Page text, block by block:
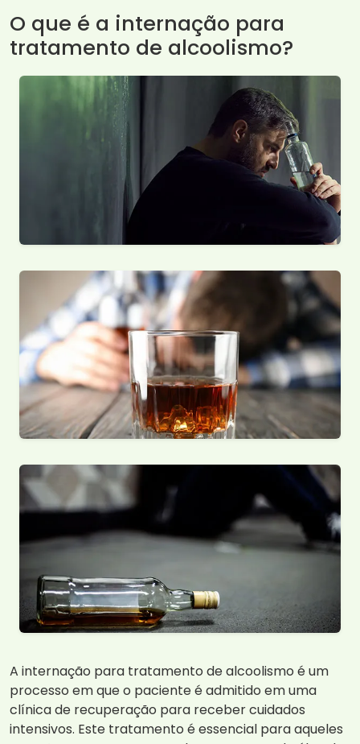
O que é a internação para
tratamento de alcoolismo?
A internação para tratamento de alcoolismo é um
processo em que o paciente é admitido em uma
clínica de recuperação para receber cuidados
intensivos. Este tratamento é essencial para aqueles